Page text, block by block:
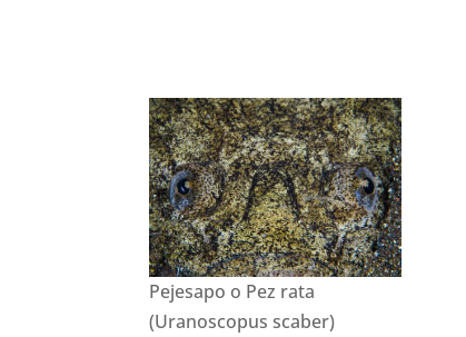
Pejesapo o Pez rata
(Uranoscopus scaber)